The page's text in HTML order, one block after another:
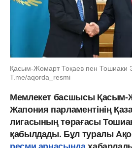
Қасым-Жомарт Тоқаев пен Тошиаки
Т.me/aqorda_resmi
Мемлекет басшысы Қасым-
Жапония парламентінің
лигасының төрағасы
қабылдады. Бұл туралы